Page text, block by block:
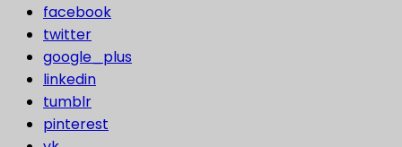
facebook
twitter
google_plus
linkedin
tumblr
pinterest